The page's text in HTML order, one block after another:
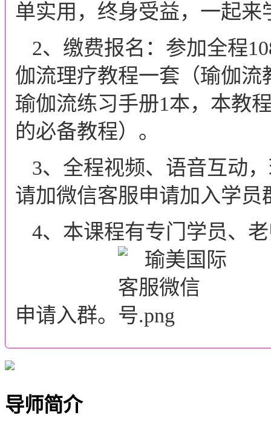
单实用，终身受益，一起来
2、缴费报名： 参加全程
伽流理疗教程一套（瑜伽
瑜伽流练习手册1本，本教
的必备教程）。
3、全程视频、语音互动
请加微信客服申请加入学
4、本课程有专门学员、
申请入群。
导师简介